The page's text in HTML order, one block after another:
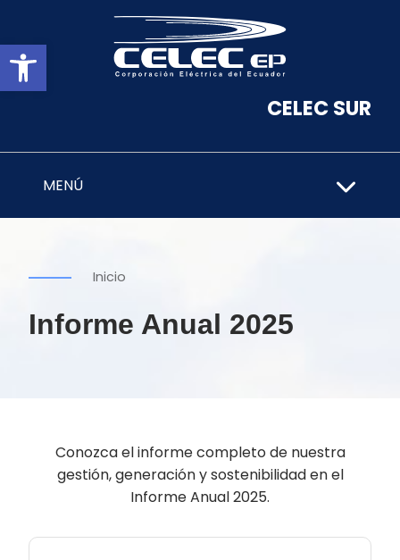
Abrir barra de herramientas
CELEC SUR
MENÚ
Inicio
Informe Anual 2025
Conozca el informe completo de nuestra
gestión, generación y sostenibilidad en el
Informe Anual 2025.